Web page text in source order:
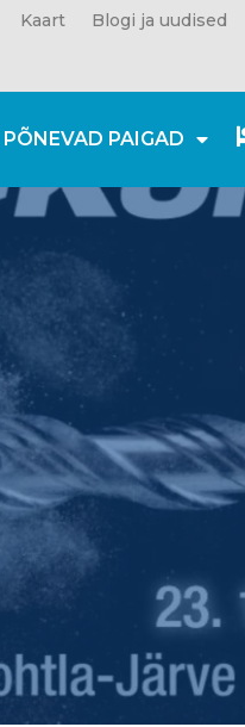
Kaart Blogi ja uudised
PÕNEVAD PAIGAD